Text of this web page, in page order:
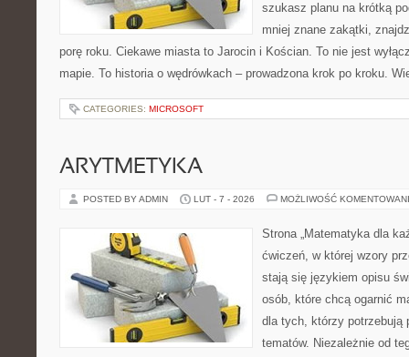
szukasz planu na krótką
mniej znane zakątki,
porę roku. Ciekawe miasta to Jarocin i Kościan. To nie jest
mapie. To historia o wędrówkach – prowadzona krok po kroku.
CATEGORIES: MICROSOFT
ARYTMETYKA
POSTED BY ADMIN LUT - 7 - 2026 MOŻLIWOŚĆ
Strona „Matematyka dla
ćwiczeń, w której wzory
stają się językiem opisu
osób, które chcą ogarnić
dla tych, którzy potrzebują
tematów. Niezależnie od